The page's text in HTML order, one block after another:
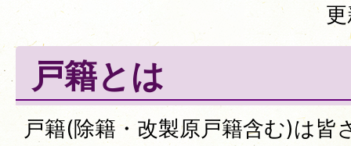
戸籍とは
戸籍(除籍・改製原戸籍含む)は皆